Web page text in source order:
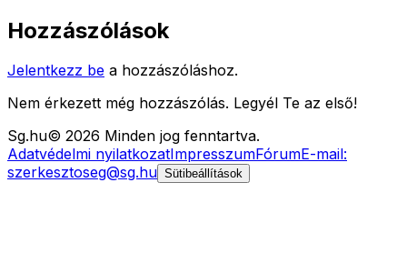
Hozzászólások
Jelentkezz be a hozzászóláshoz.
Nem érkezett még hozzászólás. Legyél Te az első!
Sg.hu© 2026 Minden jog fenntartva.
Adatvédelmi nyilatkozatImpresszumFórumE-mail:
szerkesztoseg@sg.hu Sütibeállítások